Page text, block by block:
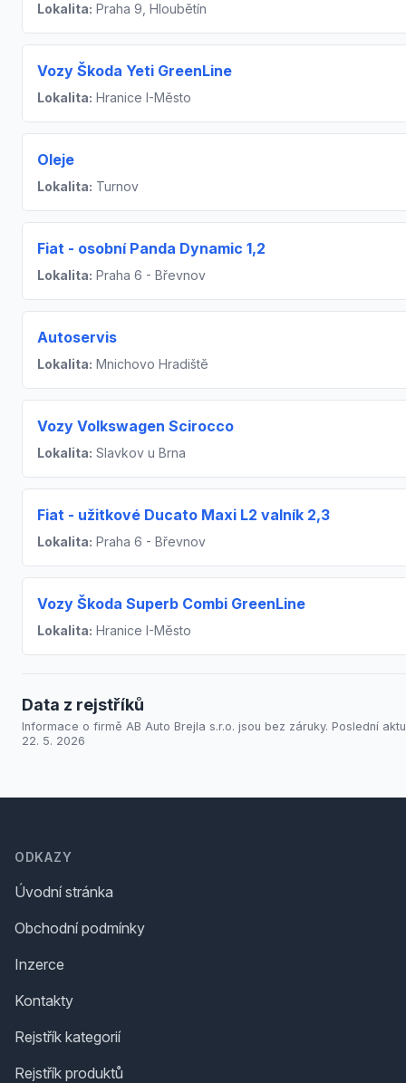
Lokalita: Praha 9, Hloubětín
Vozy Škoda Yeti GreenLine
Lokalita: Hranice I-Město
Oleje
Lokalita: Turnov
Fiat - osobní Panda Dynamic 1,2
Lokalita: Praha 6 - Břevnov
Autoservis
Lokalita: Mnichovo Hradiště
Vozy Volkswagen Scirocco
Lokalita: Slavkov u Brna
Fiat - užitkové Ducato Maxi L2 valník 2,3
Lokalita: Praha 6 - Břevnov
Vozy Škoda Superb Combi GreenLine
Lokalita: Hranice I-Město
Data z rejstříků
Informace o firmě AB Auto Brejla s.r.o. jsou bez záruky. Poslední
22. 5. 2026
ODKAZY
Úvodní stránka
Obchodní podmínky
Inzerce
Kontakty
Rejstřík kategorií
Rejstřík produktů